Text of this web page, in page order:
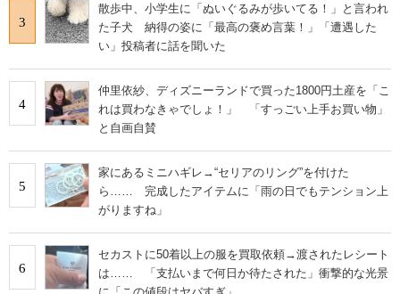
3
散歩中、小学生に「ぬいぐるみが歩いてる！」と言われ
た子犬 納得の姿に「最高の褒め言葉！」「遭遇した
い」投稿者に話を聞いた
4
仲里依紗、ディズニーランドで買った1800円土産を「こ
れは買わなきゃでしょ！」 「すっごい上手お買い物」
と自画自賛
5
家にあるミニハギレ→“セリアのリング”を付けた
ら…… 完成したアイテムに「雨の日でもテンション上
がりますね」
6
セカストに50着以上の服を買取依頼→渡されたレシート
は…… 「支払いまで何日か待たされた」衝撃的な光景